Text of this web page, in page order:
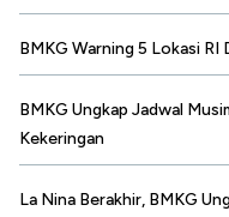
BMKG Warning 5 Lokasi
BMKG Ungkap Jadwal
Kekeringan
La Nina Berakhir, BMKG